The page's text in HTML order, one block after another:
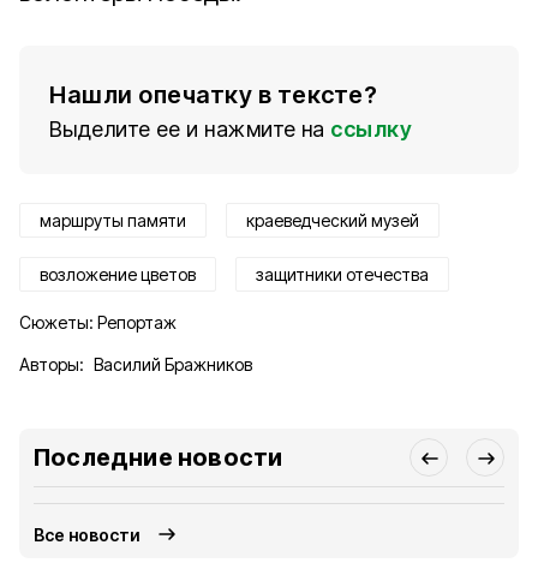
Нашли опечатку в тексте?
Выделите ее и нажмите на ссылку
маршруты памяти краеведческий музей
возложение цветов защитники отечества
Сюжеты: Репортаж
Авторы: Василий Бражников
Последние новости
Все новости